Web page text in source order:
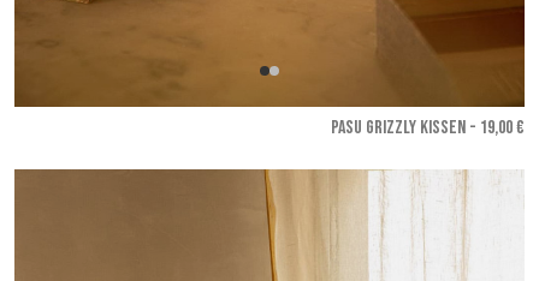
PASU GRIZZLY KISSEN - 19,00 €